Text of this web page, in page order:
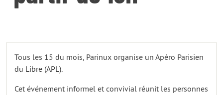
Tous les 15 du mois, Parinux organise un Apéro Parisien
du Libre (APL).
Cet événement informel et convivial réunit les personnes